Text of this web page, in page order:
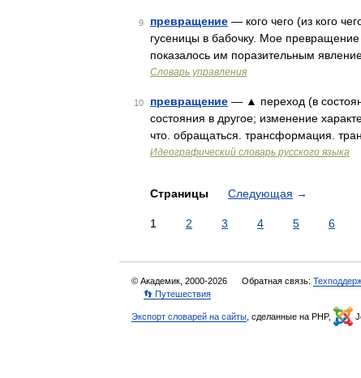
9 превращение — кого чего (из кого
гусеницы в бабочку. Мое
показалось им поразительным
Словарь управления
10 превращение — ▲ переход (в
состояния в другое; изменение
что. обращаться. трансформация.
Идеографический словарь русского языка
Страницы Следующая →
1 2 3 4 5 6
© Академик, 2000-2026 Обратная связь:
👣 Путешествия
Экспорт словарей на сайты , сделанные на PHP,